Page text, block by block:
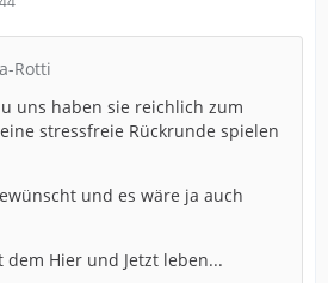
Rotti
uns haben sie reichlich zum
stressfreie Rückrunde spielen
und es wäre ja auch
Hier und Jetzt leben...